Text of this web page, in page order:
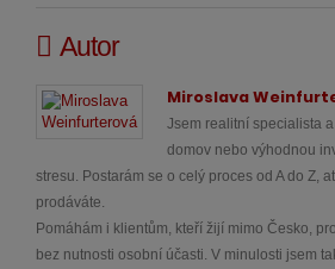
Autor
Miroslava
Jsem realitní specialista
domov nebo výhodnou
stresu. Postarám se o celý proces od A do Z,
prodáváte.
Pomáhám i klientům, kteří žijí mimo Česko,
bez nutnosti osobní účasti. V minulosti jsem